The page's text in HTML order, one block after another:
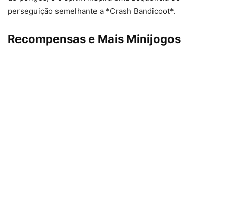
perseguição semelhante a *Crash Bandicoot*.
Recompensas e Mais Minijogos